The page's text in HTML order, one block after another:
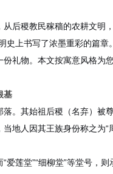
后稷教民稼穑的农耕文明
史上书写了浓墨重彩的篇
礼物。本文按寓意风格为
基
。其始祖后稷（名弃）
地人因其王族身份称之为
爱莲堂”“细柳堂”等堂号，